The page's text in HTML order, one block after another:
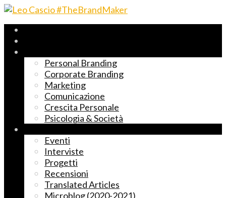
Personal Branding
Corporate Branding
Marketing
Comunicazione
Crescita Personale
Psicologia & Società
Eventi
Interviste
Progetti
Recensioni
Translated Articles
Microblog (2020-2021)